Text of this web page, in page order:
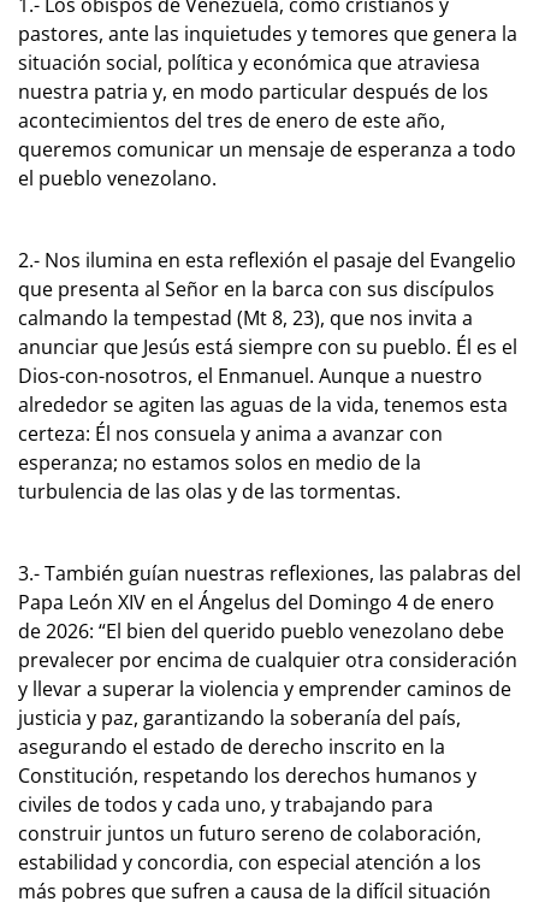
pastores, ante las inquietudes y temores que genera la
situación social, política y económica que atraviesa
nuestra patria y, en modo particular después de los
acontecimientos del tres de enero de este año,
queremos comunicar un mensaje de esperanza a todo
el pueblo venezolano.
2.- Nos ilumina en esta reflexión el pasaje del Evangelio
que presenta al Señor en la barca con sus discípulos
calmando la tempestad (Mt 8, 23), que nos invita a
anunciar que Jesús está siempre con su pueblo. Él es el
Dios-con-nosotros, el Enmanuel. Aunque a nuestro
alrededor se agiten las aguas de la vida, tenemos esta
certeza: Él nos consuela y anima a avanzar con
esperanza; no estamos solos en medio de la
turbulencia de las olas y de las tormentas.
3.- También guían nuestras reflexiones, las palabras del
Papa León XIV en el Ángelus del Domingo 4 de enero
de 2026: “El bien del querido pueblo venezolano debe
prevalecer por encima de cualquier otra consideración
y llevar a superar la violencia y emprender caminos de
justicia y paz, garantizando la soberanía del país,
asegurando el estado de derecho inscrito en la
Constitución, respetando los derechos humanos y
civiles de todos y cada uno, y trabajando para
construir juntos un futuro sereno de colaboración,
estabilidad y concordia, con especial atención a los
más pobres que sufren a causa de la difícil situación